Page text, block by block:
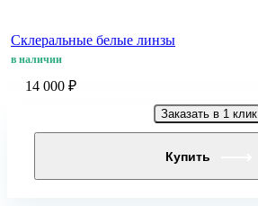
Склеральные белые линзы
в наличии
14 000 ₽
Заказать в 1 клик